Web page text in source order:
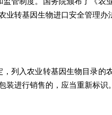
转基因生物进口安全管理
列入农业转基因生物目录
装进行销售的，应当重新标识